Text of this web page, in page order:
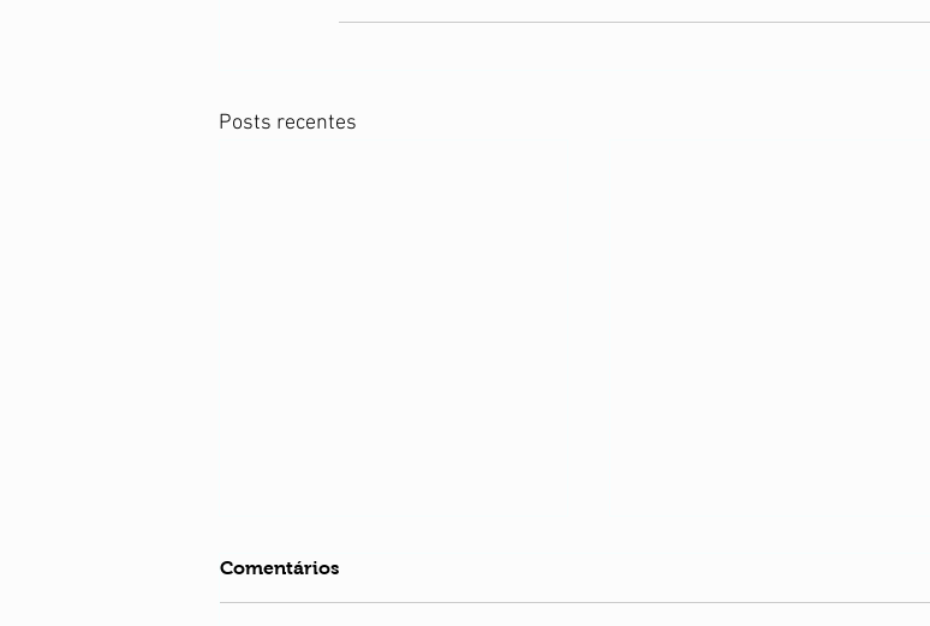
Posts recentes
Comentários